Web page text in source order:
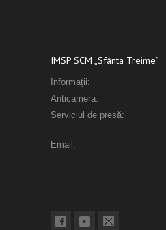
IMSP SCM „Sfânta Treime”
Informații:
Anticamera:
Serviciul de presă:
Email: